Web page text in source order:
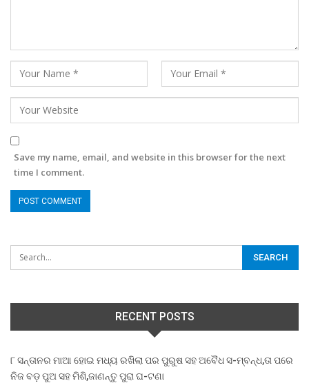
Save my name, email, and website in this browser for the next
time I comment.
RECENT POSTS
୮ ସନ୍ତାନର ମାଆ ହୋଇ ମଧ୍ୟ ରଖିଲା ପର ପୁରୁଷ ସହ ଅବୈଧ ସ-ମ୍ବନ୍ଧ,ତା ପରେ
ନିଜ ବଡ଼ ପୁଅ ସହ ମିଶି,ଜାଣନ୍ତୁ ପୁରା ଘ-ଟଣା